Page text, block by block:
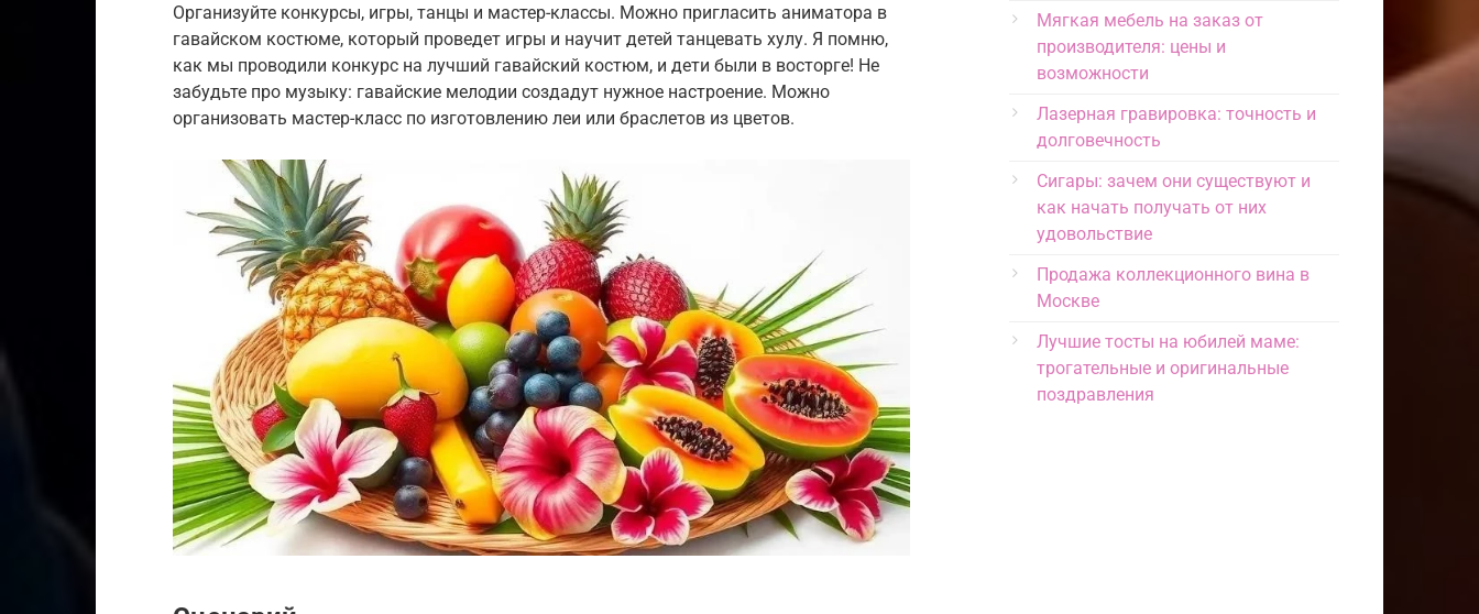
Организуйте конкурсы, игры, танцы и мастер-классы. Можно пригласить аниматора в
гавайском костюме, который проведет игры и научит детей танцевать хулу. Я помню,
как мы проводили конкурс на лучший гавайский костюм, и дети были в восторге! Не
забудьте про музыку: гавайские мелодии создадут нужное настроение. Можно
организовать мастер-класс по изготовлению леи или браслетов из цветов.
Мягкая мебель на заказ от
производителя: цены и
возможности
Лазерная гравировка: точность и
долговечность
Сигары: зачем они существуют и
как начать получать от них
удовольствие
Продажа коллекционного вина в
Москве
Лучшие тосты на юбилей маме:
трогательные и оригинальные
поздравления